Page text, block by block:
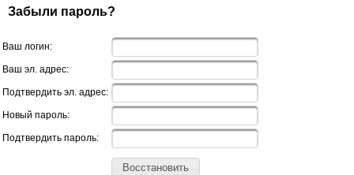
Забыли пароль?
Ваш логин:
Ваш эл. адрес:
Подтвердить эл. адрес:
Новый пароль:
Подтвердить пароль:
Восстановить